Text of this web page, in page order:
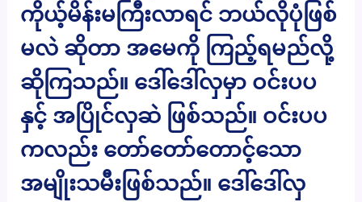
ကိုယ့်မိန်းမကြီးလာရင် ဘယ်လိုပုံဖြစ်
မလဲ ဆိုတာ အမေကို ကြည့်ရမည်လို့
ဆိုကြသည်။ ဒေါ်ဒေါ်လှမှာ ဝင်းပပ
နှင့် အပြိုင်လှဆဲ ဖြစ်သည်။ ဝင်းပပ
ကလည်း တော်တော်တောင့်သော
အမျိုးသမီးဖြစ်သည်။ ဒေါ်ဒေါ်လှ